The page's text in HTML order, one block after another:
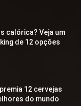
calórica? Veja um
de 12 opções
12 cervejas
do mundo